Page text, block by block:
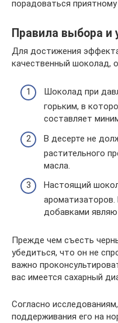
порадоваться
Правила выбора и
Для достижения
качественный шоколад,
Шоколад при
горьким, в
составляет
В десерте не
растительного
масла.
Настоящий
добавками
Прежде чем съесть
убедиться, что он не
важно
вас имеется сахарный
Согласно
поддерживания его на